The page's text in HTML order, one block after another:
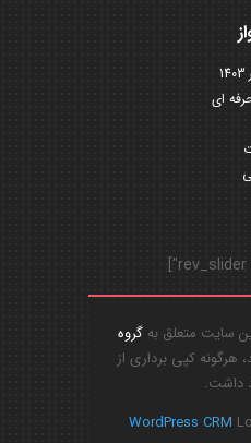
ای
گروه
هرگونه کپی برداری از
داشت.
WordPress CRM